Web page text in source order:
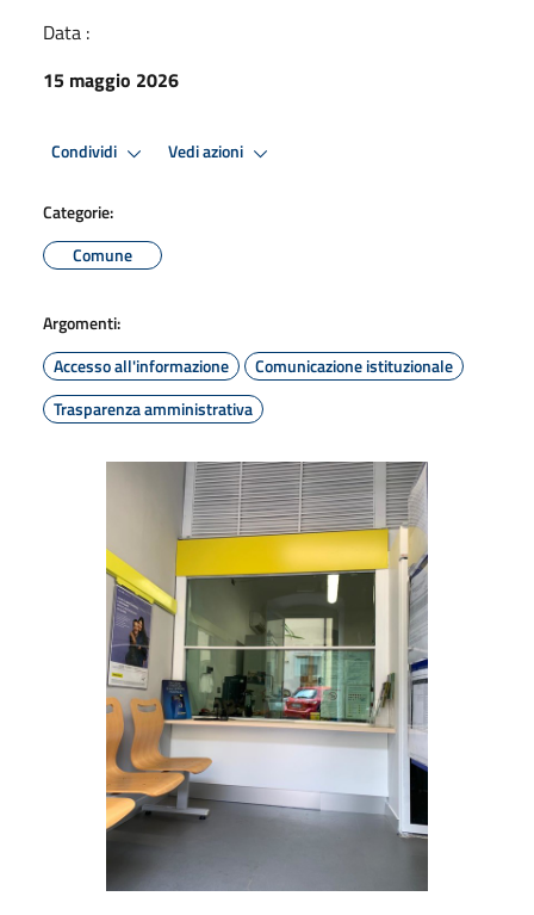
Data :
15 maggio 2026
Condividi Vedi azioni
Categorie:
Comune
Argomenti:
Accesso all'informazione
Comunicazione istituzionale
Trasparenza amministrativa